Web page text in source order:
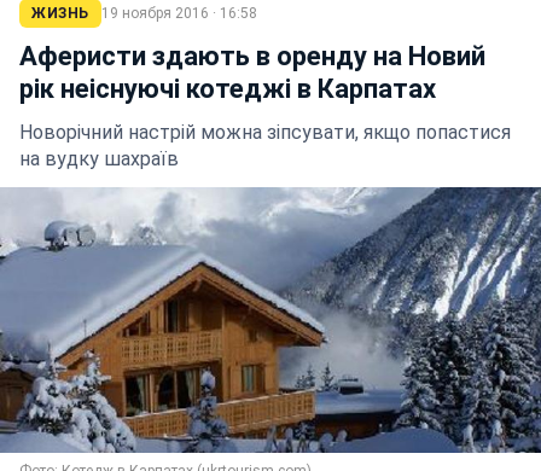
ЖИЗНЬ 19 ноября 2016 · 16:58
Аферисти здають в оренду на Новий
рік неіснуючі котеджі в Карпатах
Новорічний настрій можна зіпсувати, якщо попастися
на вудку шахраїв